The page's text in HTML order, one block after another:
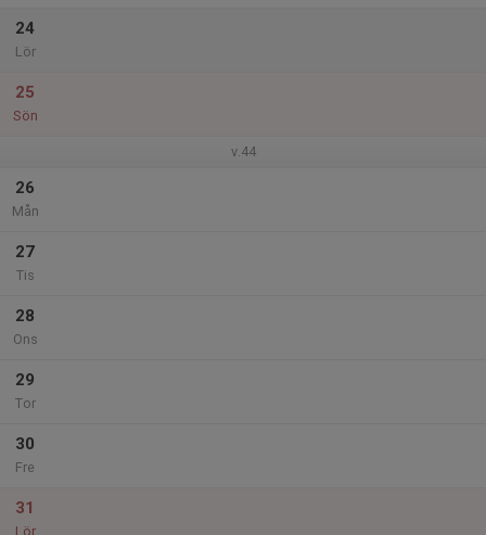
24
Lör
25
Sön
v.44
26
Mån
27
Tis
28
Ons
29
Tor
30
Fre
31
Lör